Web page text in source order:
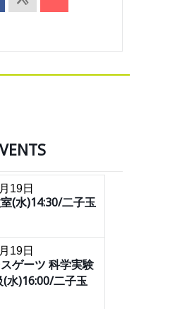
19日
(水)14:30/二子玉
19日
ゲーツ 科学実験
(水)16:00/二子玉